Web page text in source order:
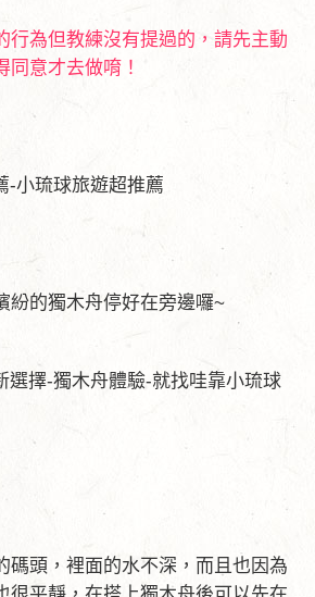
行為但教練沒有提過的，請先主動
同意才去做唷！
紛的獨木舟停好在旁邊囉~
碼頭，裡面的水不深，而且也因為